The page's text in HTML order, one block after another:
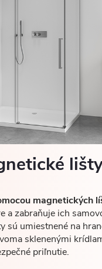
magnetických
a zabraňuje ich
sú umiestnené na
sklenenými
priľnutie.